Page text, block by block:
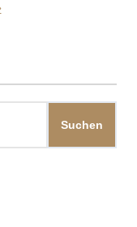
Suchen